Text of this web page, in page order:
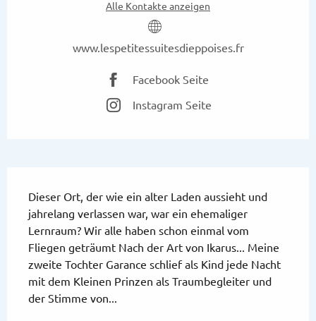
Alle Kontakte anzeigen
www.lespetitessuitesdieppoises.fr
Facebook Seite
Instagram Seite
Dieser Ort, der wie ein alter Laden aussieht und
jahrelang verlassen war, war ein ehemaliger
Lernraum? Wir alle haben schon einmal vom
Fliegen geträumt Nach der Art von Ikarus... Meine
zweite Tochter Garance schlief als Kind jede Nacht
mit dem Kleinen Prinzen als Traumbegleiter und
der Stimme von...